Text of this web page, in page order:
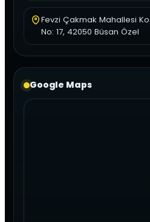
Fevzi Çakmak Mahallesi
No: 17, 42050 Büsan Özel
Google Maps